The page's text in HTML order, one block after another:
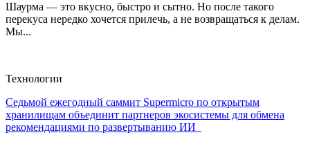
Шаурма — это вкусно, быстро и сытно. Но после такого
перекуса нередко хочется прилечь, а не возвращаться к делам.
Мы...
Технологии
Седьмой ежегодный саммит Supermicro по открытым
хранилищам объединит партнеров экосистемы для обмена
рекомендациями по развертыванию ИИ